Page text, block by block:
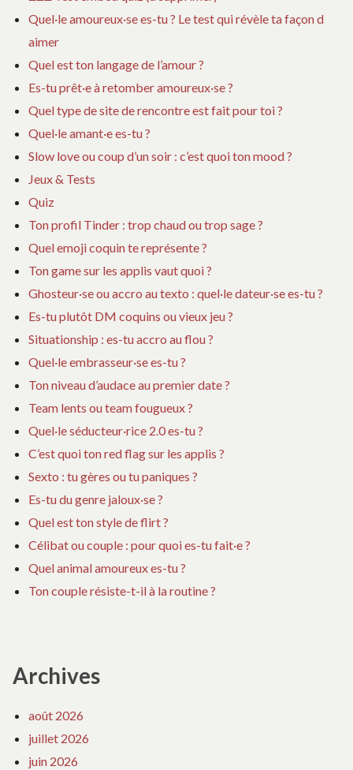
Quel·le amoureux·se es-tu ? Le test qui révèle ta façon d
aimer
Quel est ton langage de l’amour ?
Es-tu prêt·e à retomber amoureux·se ?
Quel type de site de rencontre est fait pour toi ?
Quel·le amant·e es-tu ?
Slow love ou coup d’un soir : c’est quoi ton mood ?
Jeux & Tests
Quiz
Ton profil Tinder : trop chaud ou trop sage ?
Quel emoji coquin te représente ?
Ton game sur les applis vaut quoi ?
Ghosteur·se ou accro au texto : quel·le dateur·se es-tu ?
Es-tu plutôt DM coquins ou vieux jeu ?
Situationship : es-tu accro au flou ?
Quel·le embrasseur·se es-tu ?
Ton niveau d’audace au premier date ?
Team lents ou team fougueux ?
Quel·le séducteur·rice 2.0 es-tu ?
C’est quoi ton red flag sur les applis ?
Sexto : tu gères ou tu paniques ?
Es-tu du genre jaloux·se ?
Quel est ton style de flirt ?
Célibat ou couple : pour quoi es-tu fait·e ?
Quel animal amoureux es-tu ?
Ton couple résiste-t-il à la routine ?
Archives
août 2026
juillet 2026
juin 2026